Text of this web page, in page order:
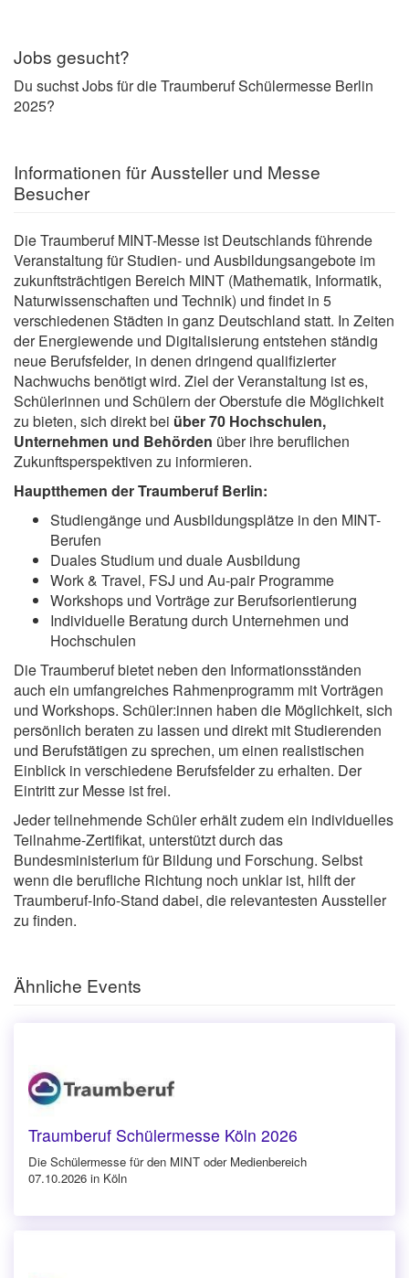
Jobs gesucht?
Du suchst Jobs für die Traumberuf Schülermesse Berlin
2025?
Informationen für Aussteller und Messe
Besucher
Die Traumberuf MINT-Messe ist Deutschlands führende
Veranstaltung für Studien- und Ausbildungsangebote im
zukunftsträchtigen Bereich MINT (Mathematik, Informatik,
Naturwissenschaften und Technik) und findet in 5
verschiedenen Städten in ganz Deutschland statt. In Zeiten
der Energiewende und Digitalisierung entstehen ständig
neue Berufsfelder, in denen dringend qualifizierter
Nachwuchs benötigt wird. Ziel der Veranstaltung ist es,
Schülerinnen und Schülern der Oberstufe die Möglichkeit
zu bieten, sich direkt bei über 70 Hochschulen,
Unternehmen und Behörden über ihre beruflichen
Zukunftsperspektiven zu informieren.
Hauptthemen der Traumberuf Berlin:
Studiengänge und Ausbildungsplätze in den MINT-
Berufen
Duales Studium und duale Ausbildung
Work & Travel, FSJ und Au-pair Programme
Workshops und Vorträge zur Berufsorientierung
Individuelle Beratung durch Unternehmen und
Hochschulen
Die Traumberuf bietet neben den Informationsständen
auch ein umfangreiches Rahmenprogramm mit Vorträgen
und Workshops. Schüler:innen haben die Möglichkeit, sich
persönlich beraten zu lassen und direkt mit Studierenden
und Berufstätigen zu sprechen, um einen realistischen
Einblick in verschiedene Berufsfelder zu erhalten. Der
Eintritt zur Messe ist frei.
Jeder teilnehmende Schüler erhält zudem ein individuelles
Teilnahme-Zertifikat, unterstützt durch das
Bundesministerium für Bildung und Forschung. Selbst
wenn die berufliche Richtung noch unklar ist, hilft der
Traumberuf-Info-Stand dabei, die relevantesten Aussteller
zu finden.
Ähnliche Events
Traumberuf Schülermesse Köln 2026
Die Schülermesse für den MINT oder Medienbereich
07.10.2026 in Köln